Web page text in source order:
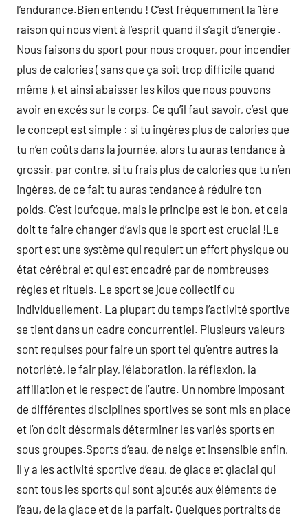
l’endurance.Bien entendu ! C’est fréquemment la 1ère
raison qui nous vient à l’esprit quand il s’agit d’energie .
Nous faisons du sport pour nous croquer, pour incendier
plus de calories ( sans que ça soit trop difficile quand
même ), et ainsi abaisser les kilos que nous pouvons
avoir en excés sur le corps. Ce qu’il faut savoir, c’est que
le concept est simple : si tu ingères plus de calories que
tu n’en coûts dans la journée, alors tu auras tendance à
grossir. par contre, si tu frais plus de calories que tu n’en
ingères, de ce fait tu auras tendance à réduire ton
poids. C’est loufoque, mais le principe est le bon, et cela
doit te faire changer d’avis que le sport est crucial !Le
sport est une système qui requiert un effort physique ou
état cérébral et qui est encadré par de nombreuses
règles et rituels. Le sport se joue collectif ou
individuellement. La plupart du temps l’activité sportive
se tient dans un cadre concurrentiel. Plusieurs valeurs
sont requises pour faire un sport tel qu’entre autres la
notoriété, le fair play, l’élaboration, la réflexion, la
affiliation et le respect de l’autre. Un nombre imposant
de différentes disciplines sportives se sont mis en place
et l’on doit désormais déterminer les variés sports en
sous groupes.Sports d’eau, de neige et insensible enfin,
il y a les activité sportive d’eau, de glace et glacial qui
sont tous les sports qui sont ajoutés aux éléments de
l’eau, de la glace et de la parfait. Quelques portraits de